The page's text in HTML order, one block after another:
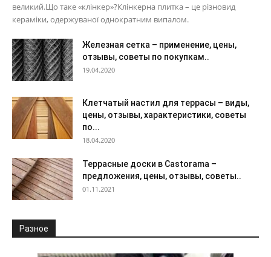
великий.Що таке «клінкер»?Клінкерна плитка – це різновид
кераміки, одержуваної однократним випалом.
Железная сетка – применение, цены,
отзывы, советы по покупкам..
19.04.2020
Клетчатый настил для террасы – виды,
цены, отзывы, характеристики, советы
по...
18.04.2020
Террасные доски в Castorama –
предложения, цены, отзывы, советы..
01.11.2021
Разное